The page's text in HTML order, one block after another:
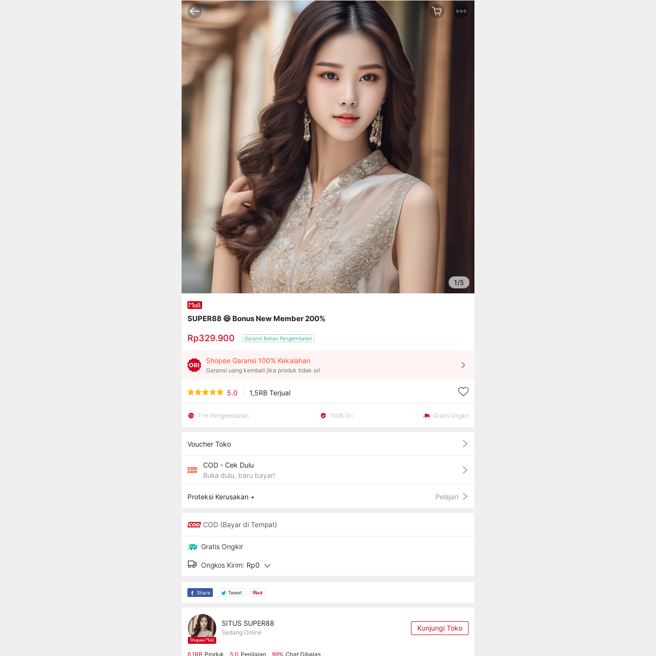
1/5
SUPER88 😄 Bonus New Member 200%
Rp329.900 Garansi Bebas Pengembalian
Shopee Garansi 100% Kekalahan
Garansi uang kembali jika produk tidak ori
5.0 1,5RB Terjual
7 Hr Pengembalian 100% Ori Gratis Ongkir
Voucher Toko
COD - Cek Dulu
Buka dulu, baru bayar!
Proteksi Kerusakan + Pelajari
COD (Bayar di Tempat)
Gratis Ongkir
Ongkos Kirim: Rp0
Share Tweet
SITUS SUPER88
Sedang Online Kunjungi Toko
6,1RB Produk 5.0 Penilaian 99% Chat Dibalas